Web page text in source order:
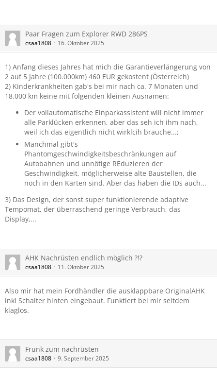
Paar Fragen zum Explorer RWD 286PS
csaa1808 16. Oktober 2025
1) Anfang dieses Jahres hat mich die Garantieverlängerung von
2 auf 5 Jahre (100.000km) 460 EUR gekostent (Österreich)
2) Kinderkrankheiten gab's bei mir nach ca. 7 Monaten und
18.000 km keine mit folgenden kleinen Ausnamen:
Der vollautomatische Einparkassistent will nicht immer
alle Parklücken erkennen, aber das seh ich ihm nach,
weil ich das eigentlich nicht wirklcih brauche...;
Manchmal gibt's
Phantomgeschwindigkeitsbeschränkungen auf
Autobahnen und unnötige REduzieren der
Geschwindigkeit, möglicherweise alte Baustellen, die
noch in den Karten sind. Aber das haben die IDs auch...
3) Das Design, der sonst super funktionierende adaptive
Tempomat, der überraschend geringe Verbrauch, das
Display,...
AHK Nachrüsten endlich möglich ?!?
csaa1808 11. Oktober 2025
Also mir hat mein Fordhändler die ausklappbare OriginalAHK
inkl Schalter hinten eingebaut. Funktiert bei mir seitdem
klaglos.
Frunk zum nachrüsten
csaa1808 9. September 2025